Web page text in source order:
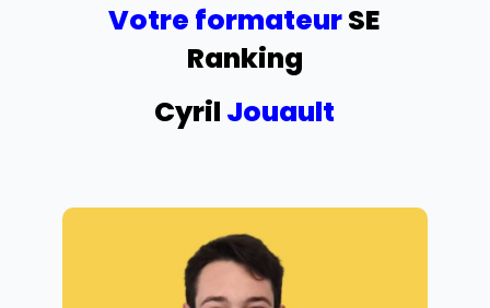
Votre formateurSE
Ranking
Cyril Jouault